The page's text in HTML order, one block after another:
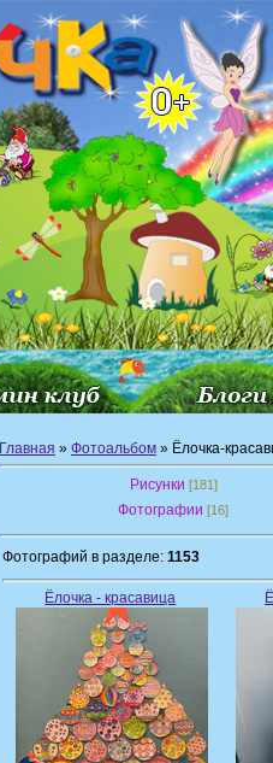
Главная » Фотоальбом » Ёлочка-
Рисунки [181]
Фотографии [16]
Фотографий в разделе: 1153
Ёлочка - красавица